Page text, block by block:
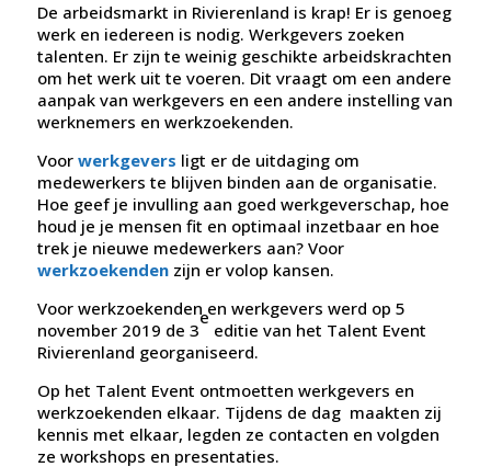
De arbeidsmarkt in Rivierenland is krap! Er is genoeg
werk en iedereen is nodig. Werkgevers zoeken
talenten. Er zijn te weinig geschikte arbeidskrachten
om het werk uit te voeren. Dit vraagt om een andere
aanpak van werkgevers en een andere instelling van
werknemers en werkzoekenden.
Voor werkgevers ligt er de uitdaging om
medewerkers te blijven binden aan de organisatie.
Hoe geef je invulling aan goed werkgeverschap, hoe
houd je je mensen fit en optimaal inzetbaar en hoe
trek je nieuwe medewerkers aan? Voor
werkzoekendenzijn er volop kansen.
Voor werkzoekenden en werkgevers werd op 5
november 2019 de 3
e
editie van het Talent Event
Rivierenland georganiseerd.
Op het Talent Event ontmoetten werkgevers en
werkzoekenden elkaar. Tijdens de dag maakten zij
kennis met elkaar, legden ze contacten en volgden
ze workshops en presentaties.